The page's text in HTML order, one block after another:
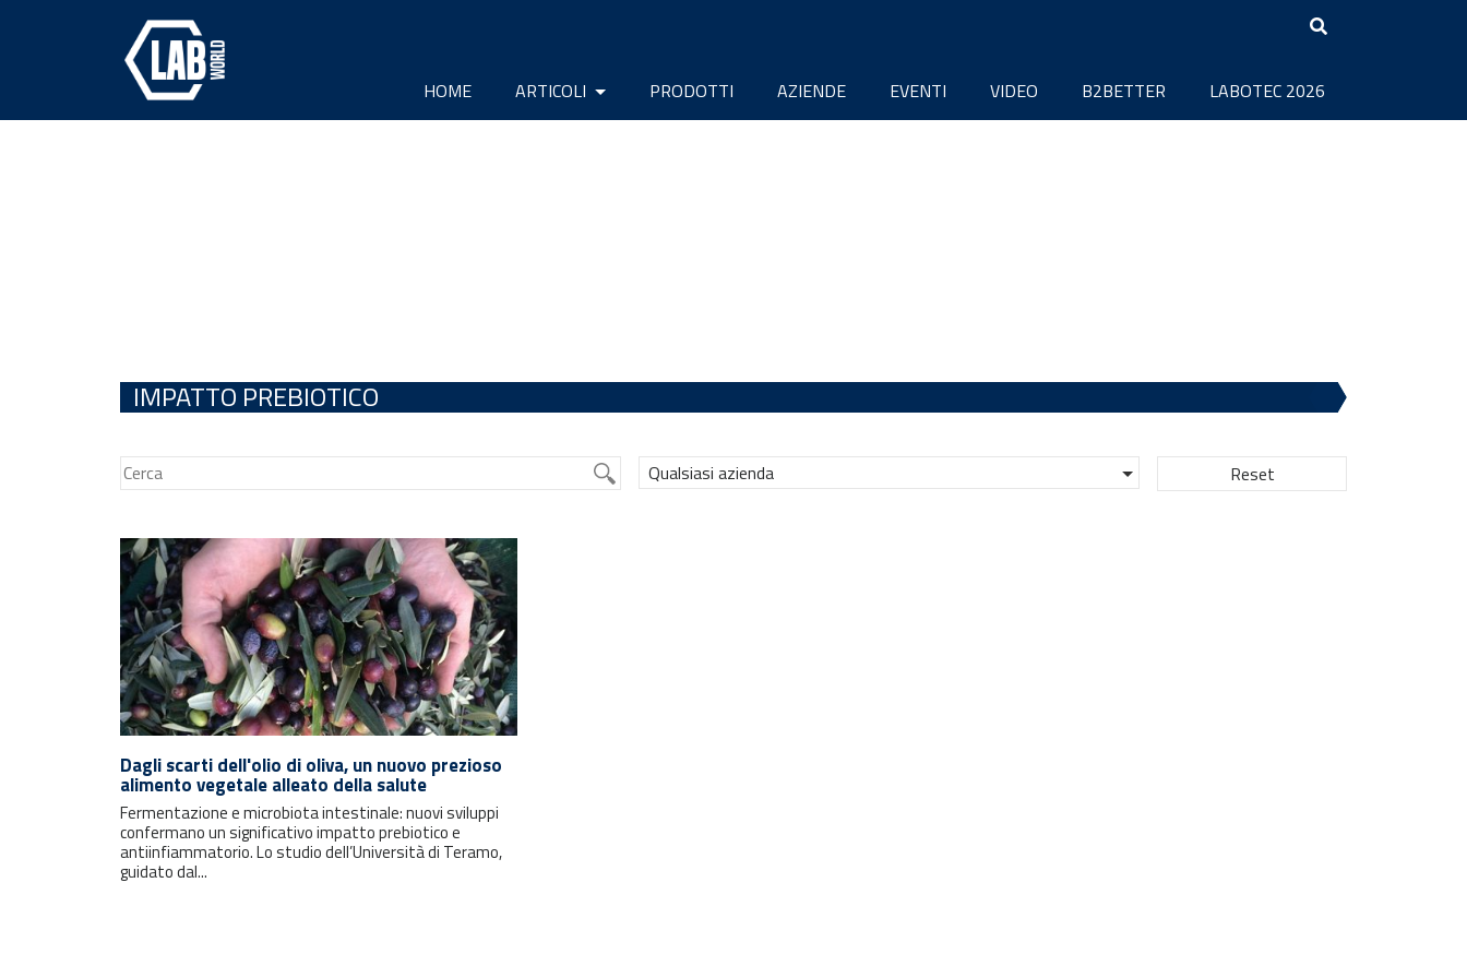
HOME ARTICOLI PRODOTTI AZIENDE EVENTI VIDEO B2BETTER LABOTEC 2026
IMPATTO PREBIOTICO
Qualsiasi azienda Reset
Dagli scarti dell'olio di oliva, un nuovo prezioso
alimento vegetale alleato della salute
Fermentazione e microbiota intestinale: nuovi sviluppi
confermano un significativo impatto prebiotico e
antiinfiammatorio. Lo studio dell’Università di Teramo,
guidato dal...
Rimani sempre aggiornato con le
ultime notizie e i prossimi eventi.